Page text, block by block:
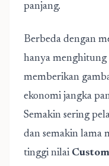
panjang.
Berbeda dengan
hanya menghitung
memberikan
ekonomi jangka
Semakin sering
dan semakin lama
tinggi nilai